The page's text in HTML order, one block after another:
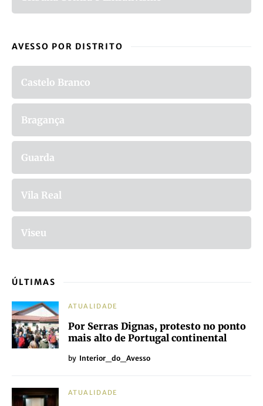
AVESSO POR DISTRITO
Castelo Branco
Bragança
Guarda
Vila Real
Viseu
ÚLTIMAS
ATUALIDADE
Por Serras Dignas, protesto no ponto
mais alto de Portugal continental
by Interior_do_Avesso
ATUALIDADE